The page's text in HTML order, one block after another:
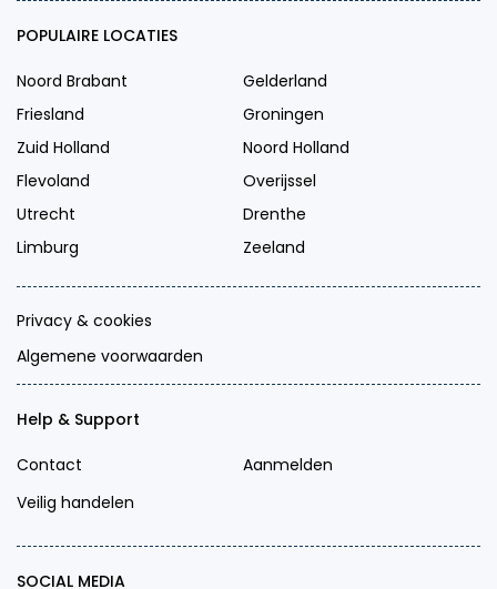
POPULAIRE LOCATIES
Noord Brabant
Gelderland
Friesland
Groningen
Zuid Holland
Noord Holland
Flevoland
Overijssel
Utrecht
Drenthe
Limburg
Zeeland
Privacy & cookies
Algemene voorwaarden
Help & Support
Contact
Aanmelden
Veilig handelen
SOCIAL MEDIA